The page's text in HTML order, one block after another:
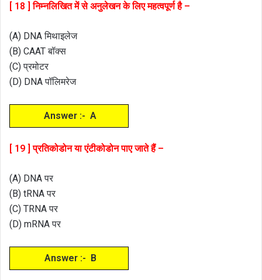
[ 18 ] निम्नलिखित में से अनुलेखन के लिए महत्वपूर्ण है –
(A) DNA मिथाइलेज
(B) CAAT बॉक्स
(C) प्रमोटर
(D) DNA पॉलिमरेज
Answer :- A
[ 19 ] प्रतिकोडोन या एंटीकोडोन पाए जाते हैं –
(A) DNA पर
(B) tRNA पर
(C) TRNA पर
(D) mRNA पर
Answer :- B